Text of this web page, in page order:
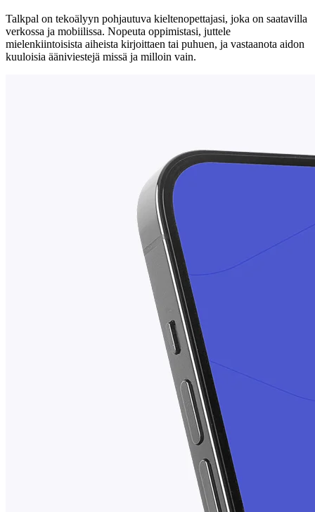
Talkpal on tekoälyyn pohjautuva kieltenopettajasi, joka on saatavilla
verkossa ja mobiilissa. Nopeuta oppimistasi, juttele
mielenkiintoisista aiheista kirjoittaen tai puhuen, ja vastaanota aidon
kuuloisia ääniviestejä missä ja milloin vain.